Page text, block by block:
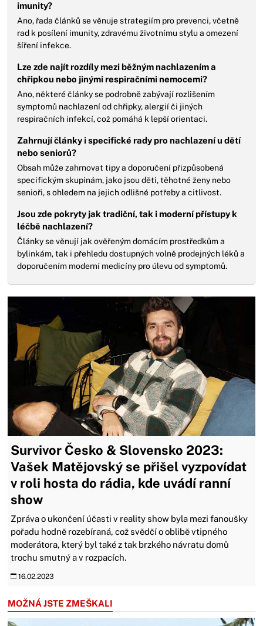
imunity?
Ano, řada článků se věnuje strategiím pro prevenci, včetně
rad k posílení imunity, zdravému životnímu stylu a omezení
šíření infekce.
Lze zde najít rozdíly mezi běžným nachlazením a
chřipkou nebo jinými respiračními nemocemi?
Ano, některé články se podrobně zabývají rozlišením
symptomů nachlazení od chřipky, alergií či jiných
respiračních infekcí, což pomáhá k lepší orientaci.
Zahrnují články i specifické rady pro nachlazení u dětí
nebo seniorů?
Obsah může zahrnovat tipy a doporučení přizpůsobená
specifickým skupinám, jako jsou děti, těhotné ženy nebo
senioři, s ohledem na jejich odlišné potřeby a citlivost.
Jsou zde pokryty jak tradiční, tak i moderní přístupy k
léčbě nachlazení?
Články se věnují jak ověřeným domácím prostředkům a
bylinkám, tak i přehledu dostupných volně prodejných léků a
doporučením moderní medicíny pro úlevu od symptomů.
Survivor Česko & Slovensko 2023:
Vašek Matějovský se přišel vyzpovídat
v roli hosta do rádia, kde uvádí ranní
show
Zpráva o ukončení účasti v reality show byla mezi fanoušky
pořadu hodně rozebíraná, což svědčí o oblibě vtipného
moderátora, který byl také z tak brzkého návratu domů
trochu smutný a v rozpacích.
16.02.2023
MOŽNÁ JSTE ZMEŠKALI